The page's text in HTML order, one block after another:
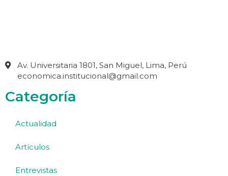
Av. Universitaria 1801, San Miguel, Lima, Perú
economica.institucional@gmail.com
Categoría
Actualidad
Artículos
Entrevistas